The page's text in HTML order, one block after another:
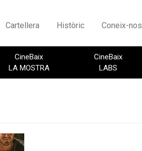
Cartellera Històric Coneix-nos
CineBaix
LA MOSTRA
CineBaix
LABS